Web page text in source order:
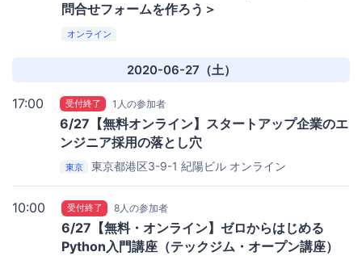
問合せフォームを作ろう＞
オンライン
2020-06-27（土）
17:00 受付終了 1人の参加者
6/27【無料オンライン】スタートアップ企業のエ
ンジニア採用の落とし穴
東京 東京都港区3-9-1 紀陽ビル オンライン
10:00 受付終了 8人の参加者
6/27【無料・オンライン】ゼロからはじめる
Python入門講座（テックジム・オープン講座）